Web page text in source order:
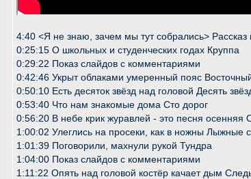
4:40 <Я не знаю, зачем мы тут собрались>
0:25:15 О школьных и студенческих годах Круппа
0:29:22 Показ слайдов с комментариями
0:42:46 Укрыт облаками умеренный пояс
0:50:10 Есть десяток звёзд над головой Десять
0:53:40 Что нам знакомые дома Сто дорог
0:56:20 В небе крик журавлей - это песня осенняя
1:00:02 Улеглись на просеки, как в ножны Лыжные
1:01:39 Поговорили, махнули рукой Тундра
1:04:00 Показ слайдов с комментариями
1:11:22 Опять над головой костёр качает дым